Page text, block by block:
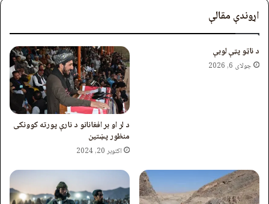
اړوندې مقالې
د ناټو پټې لوبې
جولای 6, 2026
د لر او بر افغانانو د نارې پورته کوونکی
منظور پښتین
اکتوبر 20, 2024